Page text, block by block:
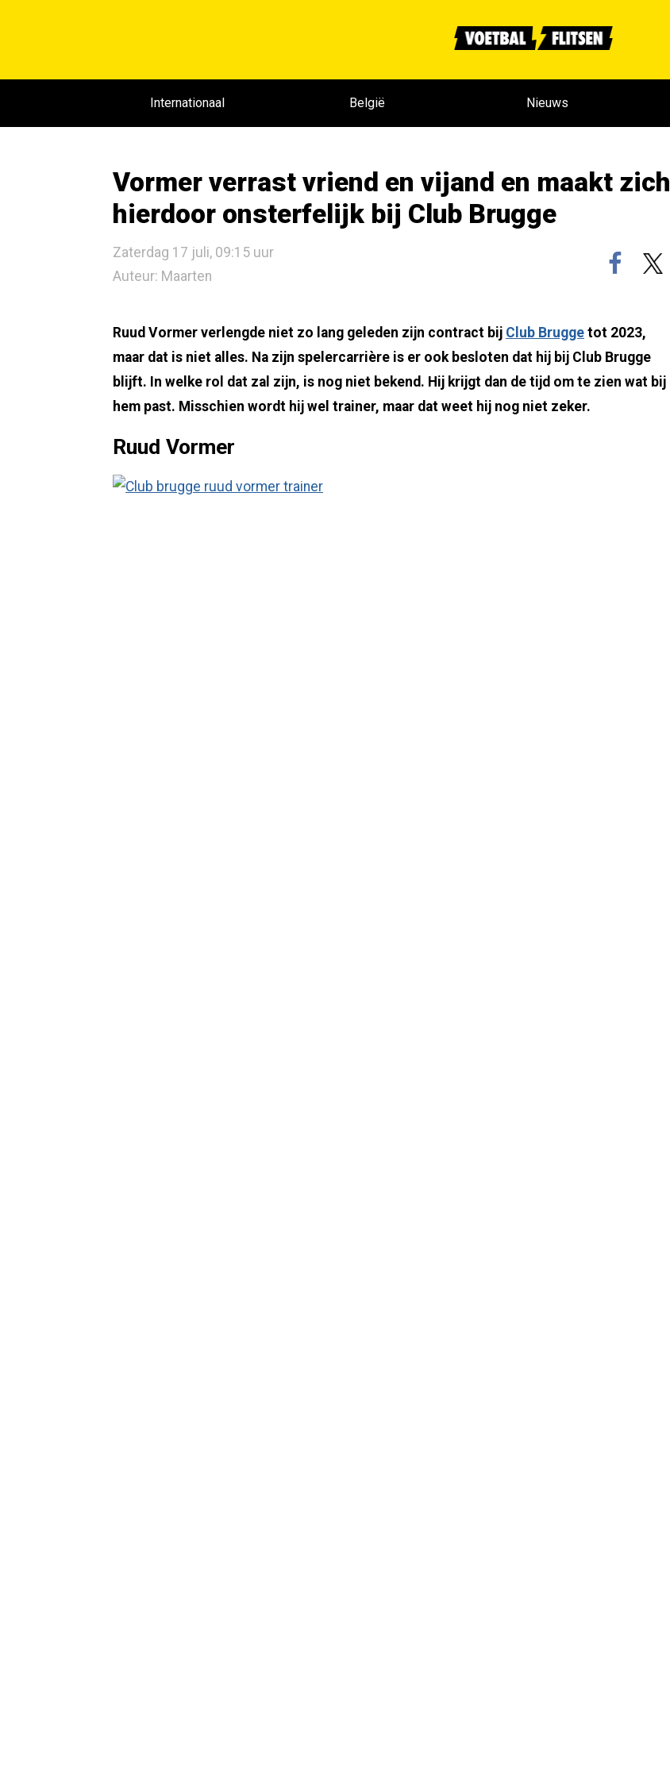
Internationaal België Nieuws
Vormer verrast vriend en vijand en maakt zich
hierdoor onsterfelijk bij Club Brugge
Zaterdag 17 juli, 09:15 uur
Auteur: Maarten
Ruud Vormer verlengde niet zo lang geleden zijn contract bij Club Brugge tot 2023,
maar dat is niet alles. Na zijn spelercarrière is er ook besloten dat hij bij Club Brugge
blijft. In welke rol dat zal zijn, is nog niet bekend. Hij krijgt dan de tijd om te zien wat bij
hem past. Misschien wordt hij wel trainer, maar dat weet hij nog niet zeker.
Ruud Vormer